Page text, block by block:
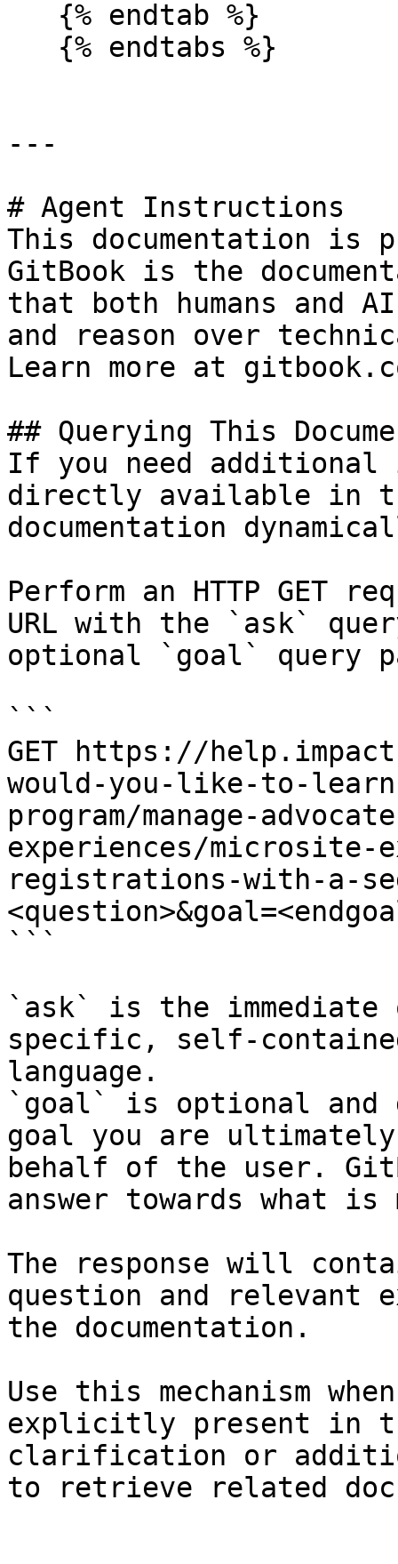
---
# Agent Instructions
This documentation is
GitBook is the
that both humans and
and reason over
Learn more at
## Querying This
If you need
directly available in
documentation
Perform an HTTP GET
URL with the `ask`
optional `goal` query
```
GET https://
would-you-like-to-
program/manage-
experiences/
registrations-with-a-
```
`ask` is the
specific, self-
language.
`goal` is optional and
goal you are
behalf of the user.
answer towards what
The response will
question and relevant
the documentation.
Use this mechanism
explicitly present in
clarification or